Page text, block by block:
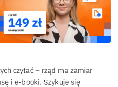
czytać – rząd ma zamiar
i e-booki. Szykuje się